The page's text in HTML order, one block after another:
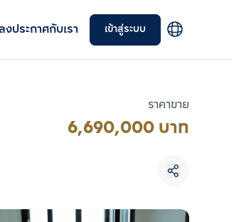
งประกาศกับเรา เข้าสู่ระบบ
ราคาขาย
6,690,000 บาท
ยบ